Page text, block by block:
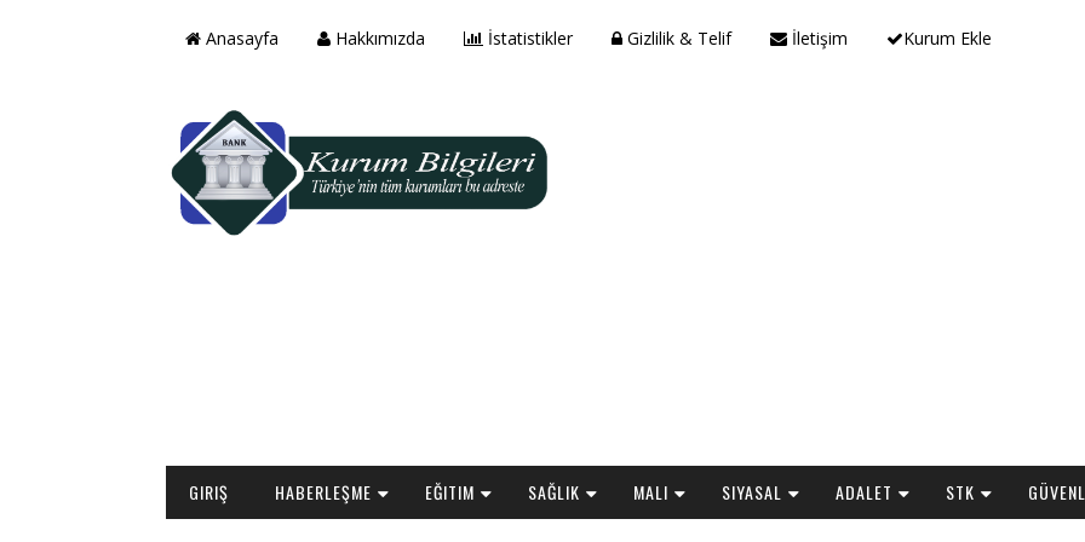
Anasayfa Hakkımızda İstatistikler Gizlilik & Telif İletişim Kurum Ekle
GIRIŞ HABERLEŞME EĞITIM SAĞLIK MALI SIYASAL ADALET STK